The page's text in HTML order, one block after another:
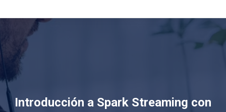
Introducción a Spark Streaming con